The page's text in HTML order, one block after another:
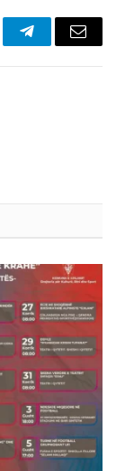
TelegramEmail